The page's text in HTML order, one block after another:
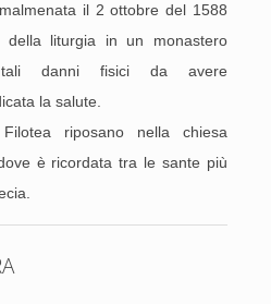
il 2 ottobre del 1588
della liturgia in un monastero
tali danni fisici da avere
la salute.
riposano nella chiesa
è ricordata tra le sante più